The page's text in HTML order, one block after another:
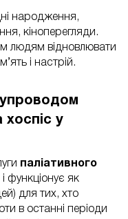
народження,
кіноперегляди.
людям відновлювати
і настрій.
хоспіс у
паліативного
функціонує як
для тих, хто
в останні періоди